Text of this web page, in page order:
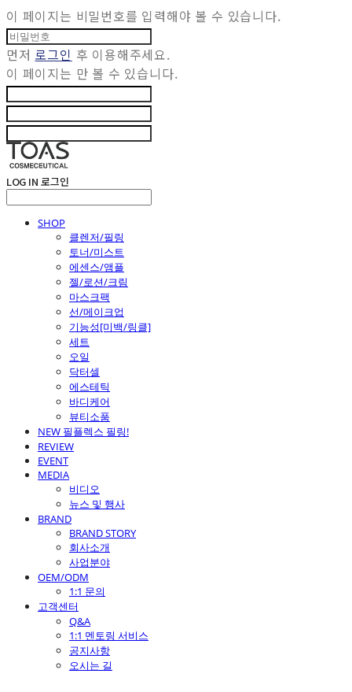
이 페이지는 비밀번호를 입력해야 볼 수 있습니다.
먼저 로그인 후 이용해주세요.
이 페이지는 만 볼 수 있습니다.
LOG IN 로그인
SHOP
클렌저/필링
토너/미스트
에센스/앰플
젤/로션/크림
마스크팩
선/메이크업
기능성[미백/링클]
세트
오일
닥터셀
에스테틱
바디케어
뷰티소품
NEW 필플렉스 필링!
REVIEW
EVENT
MEDIA
비디오
뉴스 및 행사
BRAND
BRAND STORY
회사소개
사업분야
OEM/ODM
1:1 문의
고객센터
Q&A
1:1 멘토링 서비스
공지사항
오시는 길